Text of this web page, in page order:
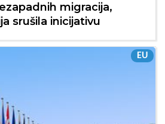
migracija,
srušila inicijativu
EU